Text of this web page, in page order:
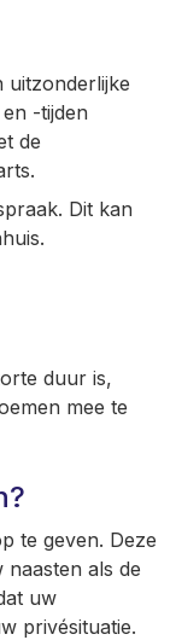
uitzonderlijke
-tijden
de
Dit kan
duur is,
mee te
te geven. Deze
als de
uw
privésituatie.